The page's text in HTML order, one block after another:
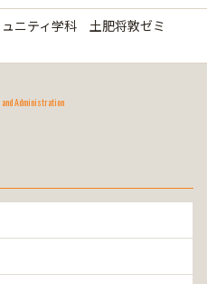
ュニティ学科 土肥将敦ゼミ
Administration